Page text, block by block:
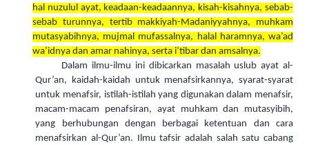
hal nuzulul ayat, keadaan-keadaannya, kisah-kisahnya, sebab-
sebab turunnya, tertib makkiyah-Madaniyyahnya, muhkam
mutasyabihnya, mujmal mufassalnya, halal haramnya, wa’ad
wa’idnya dan amar nahinya, serta i’tibar dan amsalnya.
Dalam ilmu-ilmu ini dibicarkan masalah uslub ayat al-
Qur’an, kaidah-kaidah untuk menafsirkannya, syarat-syarat
untuk menafsir, istilah-istilah yang digunakan dalam menafsir,
macam-macam penafsiran, ayat muhkam dan mutasyibih,
yang berhubungan dengan berbagai ketentuan dan cara
menafsirkan al-Qur’an. Ilmu tafsir adalah salah satu cabang